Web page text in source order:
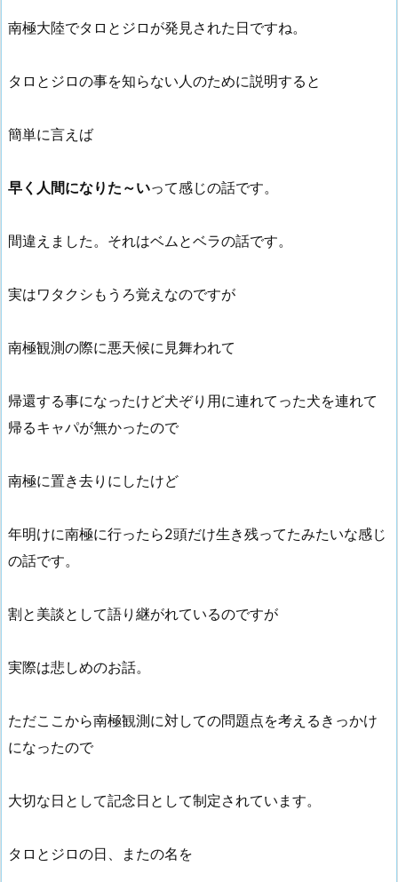
南極大陸でタロとジロが発見された日ですね。
タロとジロの事を知らない人のために説明すると
簡単に言えば
早く人間になりた～いって感じの話です。
間違えました。それはベムとベラの話です。
実はワタクシもうろ覚えなのですが
南極観測の際に悪天候に見舞われて
帰還する事になったけど犬ぞり用に連れてった犬を連れて
帰るキャパが無かったので
南極に置き去りにしたけど
年明けに南極に行ったら2頭だけ生き残ってたみたいな感じ
の話です。
割と美談として語り継がれているのですが
実際は悲しめのお話。
ただここから南極観測に対しての問題点を考えるきっかけ
になったので
大切な日として記念日として制定されています。
タロとジロの日、またの名を